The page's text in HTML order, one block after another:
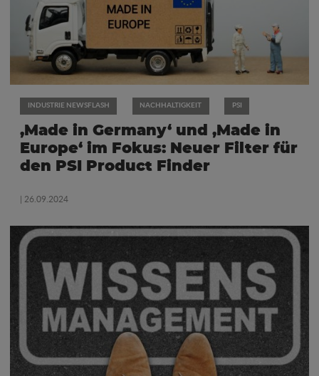
INDUSTRIE NEWSFLASH NACHHALTIGKEIT PSI
‚Made in Germany‘ und ‚Made in
Europe‘ im Fokus: Neuer Filter für
den PSI Product Finder
| 26.09.2024